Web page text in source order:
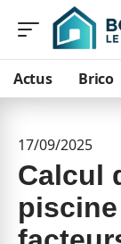
Actus Brico
17/09/2025
Calcul